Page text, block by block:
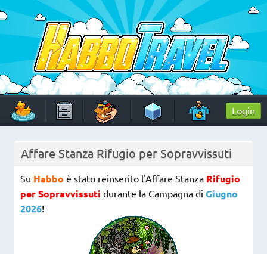
to
content
HabboTravel
Un viaggio di pixel!
Login
Affare Stanza Rifugio per Sopravvissuti
Su Habbo è stato reinserito l'Affare Stanza Rifugio
per Sopravvissuti durante la Campagna di Giugno
2026!